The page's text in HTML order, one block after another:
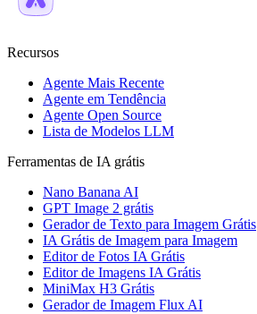
Recursos
Agente Mais Recente
Agente em Tendência
Agente Open Source
Lista de Modelos LLM
Ferramentas de IA grátis
Nano Banana AI
GPT Image 2 grátis
Gerador de Texto para Imagem Grátis
IA Grátis de Imagem para Imagem
Editor de Fotos IA Grátis
Editor de Imagens IA Grátis
MiniMax H3 Grátis
Gerador de Imagem Flux AI